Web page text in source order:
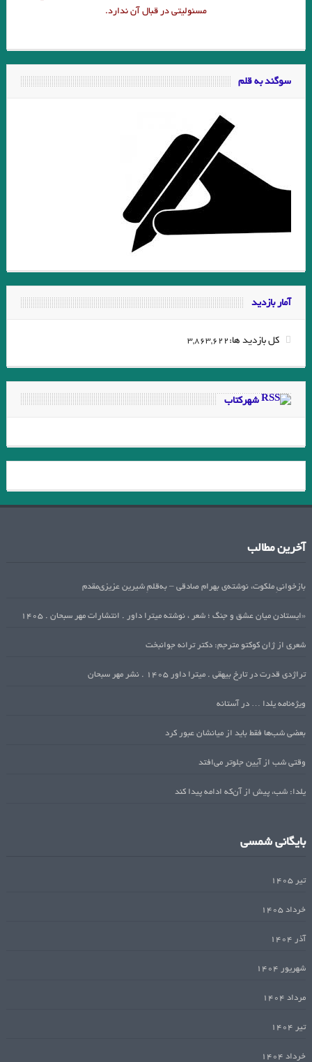
مسئولیتی در قبال آن ندارد.
سوگند به قلم
آمار بازدید
کل بازدید ها: 3,863,622
شهرکتاب
آخرین مطالب
بازخوانیِ ملکوت، نوشته‌ی بهرام صادقی – به‌قلمِ شیرین عزیزی‌مقدم
«ایستادن میان عشق و جنگ ؛ شعر ، نوشته میترا داور . انتشارات مهر سبحان . ۱۴۰۵
شعری از ژان کوکتو مترجم: دکتر ترانه جوانبخت
تراژدی قدرت در تارخ بیهقی . میترا داور ۱۴۰۵ . نشر مهر سبحان
ویژه‌نامه یلدا … در آستانه
بعضی شب‌ها فقط باید از میانشان عبور کرد
وقتی شب از آیین جلوتر می‌افتد
یلدا: شب، پیش از آن‌که ادامه پیدا کند
بایگانی شمسی
تیر ۱۴۰۵
خرداد ۱۴۰۵
آذر ۱۴۰۴
شهریور ۱۴۰۴
مرداد ۱۴۰۴
تیر ۱۴۰۴
خرداد ۱۴۰۴